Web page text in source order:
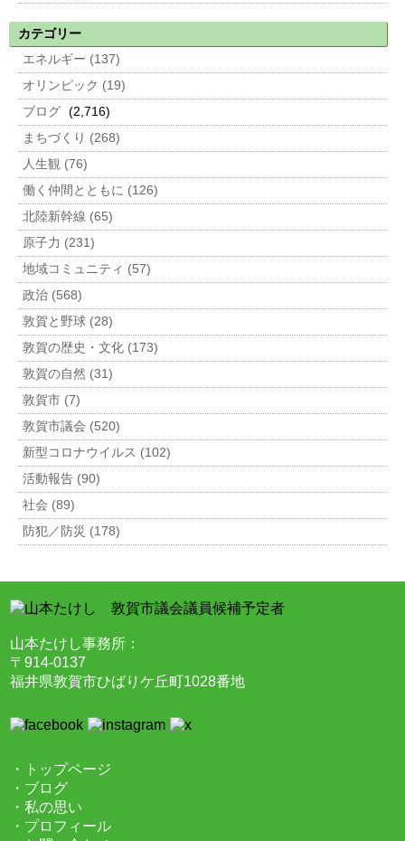
カテゴリー
エネルギー (137)
オリンピック (19)
ブログ (2,716)
まちづくり (268)
人生観 (76)
働く仲間とともに (126)
北陸新幹線 (65)
原子力 (231)
地域コミュニティ (57)
政治 (568)
敦賀と野球 (28)
敦賀の歴史・文化 (173)
敦賀の自然 (31)
敦賀市 (7)
敦賀市議会 (520)
新型コロナウイルス (102)
活動報告 (90)
社会 (89)
防犯／防災 (178)
山本たけし事務所：
〒914-0137
福井県敦賀市ひばりケ丘町1028番地
・トップページ
・ブログ
・私の思い
・プロフィール